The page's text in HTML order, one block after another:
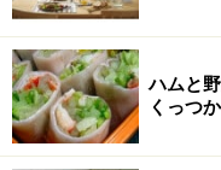
ハムと
くっつ